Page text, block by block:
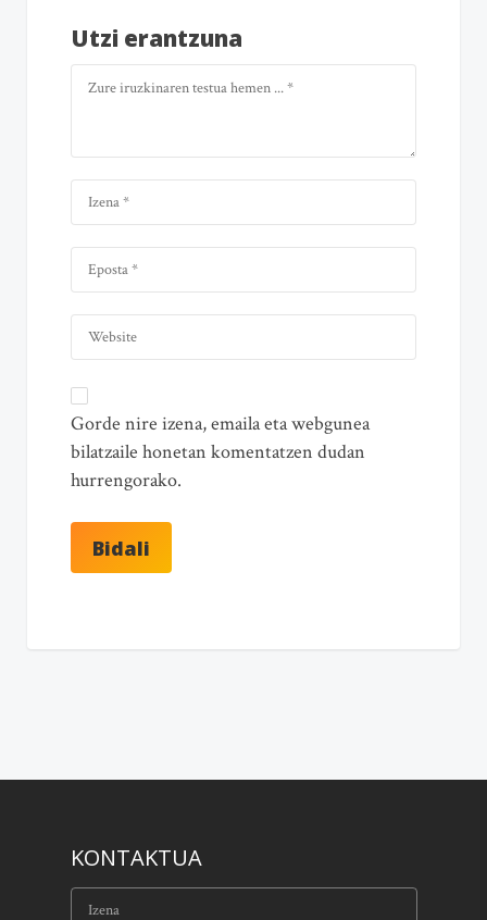
Utzi erantzuna
Gorde nire izena, emaila eta webgunea
bilatzaile honetan komentatzen dudan
hurrengorako.
KONTAKTUA